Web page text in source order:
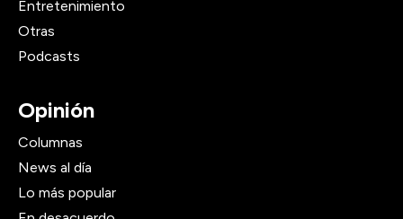
Entretenimiento
Otras
Podcasts
Opinión
Columnas
News al día
Lo más popular